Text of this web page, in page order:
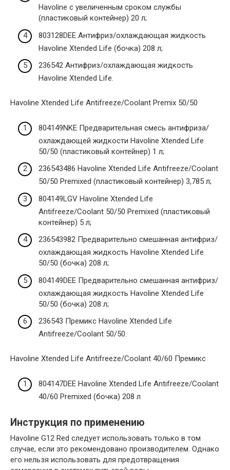
Havoline с увеличенным сроком службы
(пластиковый контейнер) 20 л;
803128DEE Антифриз/охлаждающая жидкость
Havoline Xtended Life (бочка) 208 л;
236542 Антифриз/охлаждающая жидкость
Havoline Xtended Life.
Havoline Xtended Life Antifreeze/Coolant Premix 50/50
804149NKE Предварительная смесь антифриза/
охлаждающей жидкости Havoline Xtended Life
50/50 (пластиковый контейнер) 1 л;
236543486 Havoline Xtended Life Antifreeze/Coolant
50/50 Premixed (пластиковый контейнер) 3,785 л;
804149LGV Havoline Xtended Life
Antifreeze/Coolant 50/50 Premixed (пластиковый
контейнер) 5 л;
236543982 Предварительно смешанная антифриз/
охлаждающая жидкость Havoline Xtended Life
50/50 (бочка) 208 л;
804149DEE Предварительно смешанная антифриз/
охлаждающая жидкость Havoline Xtended Life
50/50 (бочка) 208 л;
236543 Премикс Havoline Xtended Life
Antifreeze/Coolant 50/50.
Havoline Xtended Life Antifreeze/Coolant 40/60 Премикс
804147DEE Havoline Xtended Life Antifreeze/Coolant
40/60 Premixed (бочка) 208 л
Инструкция по применению
Havoline G12 Red следует использовать только в том
случае, если это рекомендовано производителем. Однако
его нельзя использовать для предотвращения